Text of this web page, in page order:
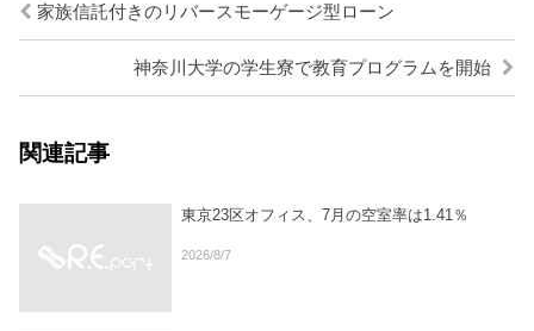
家族信託付きのリバースモーゲージ型ローン
神奈川大学の学生寮で教育プログラムを開始
関連記事
東京23区オフィス、7月の空室率は1.41％
2026/8/7